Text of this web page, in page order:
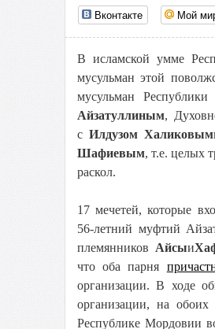
Вконтакте Мой
В исламской умме
мусульман этой
мусульман
Айзатуллиным,
сИлдузом Халиковым
Шафиевым, т.е. целых
раскол.
17 мечетей, которые
56-летний муфтий
племянников Айсыи
что оба парня
организации. В ходе
организации, на
Республике Мордовии